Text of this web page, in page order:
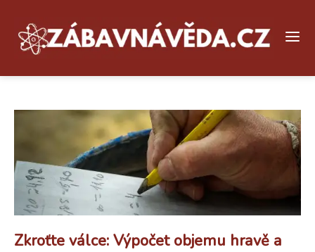
Zkroťte válce: Výpočet objemu hravě a